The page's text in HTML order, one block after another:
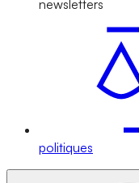
newsletters
politiques